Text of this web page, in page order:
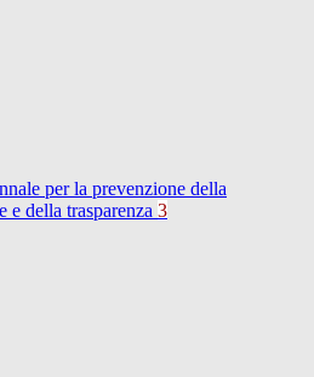
per la prevenzione della
e della trasparenza 3